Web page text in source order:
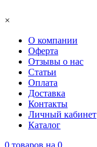
×
О компании
Оферта
Отзывы о нас
Статьи
Оплата
Доставка
Контакты
Личный кабинет
Каталог
0 товаров на 0